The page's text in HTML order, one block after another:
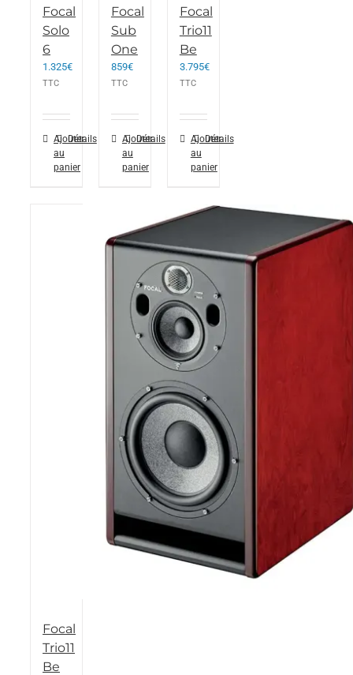
Focal
Solo
6
1.325€
TTC
Ajouter
au
panier
Détails
Focal
Sub
One
859€
TTC
Ajouter
au
panier
Détails
Focal
Trio11
Be
3.795€
TTC
Ajouter
au
panier
Détails
Focal
Trio11
Be